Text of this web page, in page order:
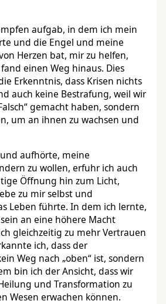
aufgab, in dem ich mein
und die Engel und meine
Herzen bat, mir zu helfen,
einen Weg hinaus. Dies
Erkenntnis, dass Krisen nichts
auch keine Bestrafung, weil wir
gemacht haben, sondern
um an ihnen zu wachsen und
aufhörte, meine
zu wollen, erfuhr ich auch
Öffnung hin zum Licht,
zu mir selbst und
Leben führte. In dem ich lernte,
an eine höhere Macht
gleichzeitig zu mehr Vertrauen
ich, dass der
Weg nach „oben“ ist, sondern
bin ich der Ansicht, dass wir
und Transformation zu
Wesen erwachen können.